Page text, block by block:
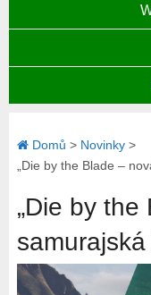
Domů > Novinky>
„Die by the Blade –
„Die by